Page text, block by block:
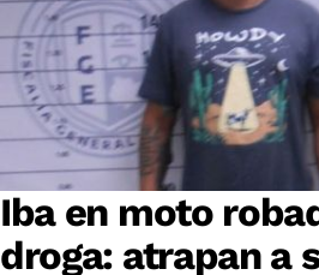
Iba en moto
droga: atrapan a